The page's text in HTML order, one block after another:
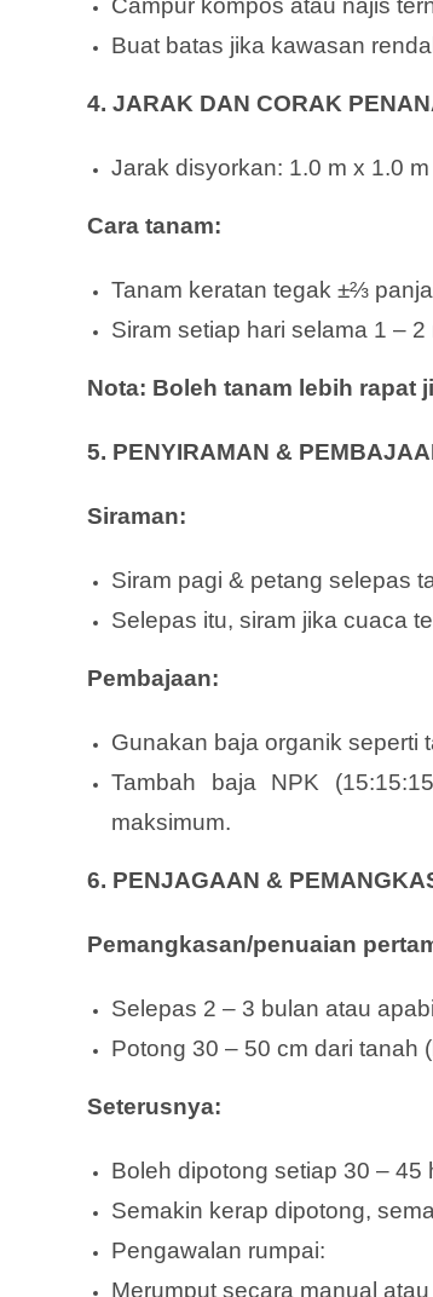
Campur kompos atau najis
Buat batas jika kawasan
4. JARAK DAN CORAK
Jarak disyorkan: 1.0 m x 1.0
Cara tanam:
Tanam keratan tegak ±⅔
Siram setiap hari selama 1 –
Nota: Boleh tanam lebih rapat
5. PENYIRAMAN &
Siraman:
Siram pagi & petang selepas
Selepas itu, siram jika cuaca
Pembajaan:
Gunakan baja organik seperti
Tambah baja NPK
maksimum.
6. PENJAGAAN &
Pemangkasan/penuaian
Selepas 2 – 3 bulan atau
Potong 30 – 50 cm dari tanah
Seterusnya:
Boleh dipotong setiap 30 – 45
Semakin kerap dipotong,
Pengawalan rumpai:
Merumput secara manual